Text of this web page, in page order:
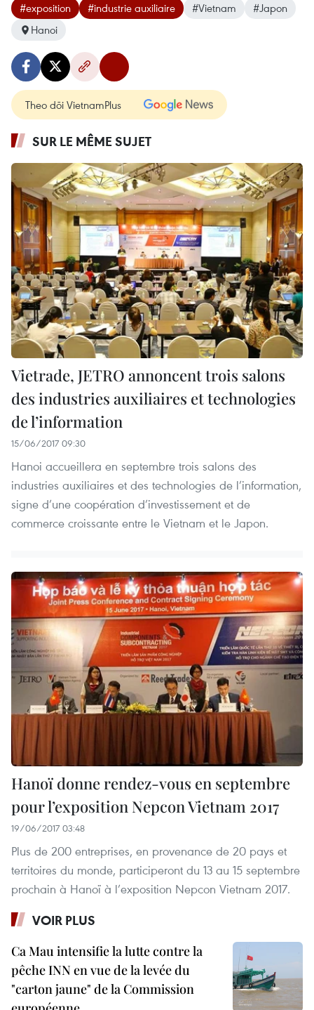
#exposition #industrie auxiliaire #Vietnam
#Japon
Hanoi
Theo dõi VietnamPlus
SUR LE MÊME SUJET
Vietrade, JETRO annoncent trois salons
des industries auxiliaires et technologies
de l’information
15/06/2017 09:30
Hanoi accueillera en septembre trois salons des
industries auxiliaires et des technologies de l’information,
signe d’une coopération d’investissement et de
commerce croissante entre le Vietnam et le Japon.
Hanoï donne rendez-vous en septembre
pour l’exposition Nepcon Vietnam 2017
19/06/2017 03:48
Plus de 200 entreprises, en provenance de 20 pays et
territoires du monde, participeront du 13 au 15 septembre
prochain à Hanoï à l’exposition Nepcon Vietnam 2017.
VOIR PLUS
Ca Mau intensifie la lutte contre la
pêche INN en vue de la levée du
"carton jaune" de la Commission